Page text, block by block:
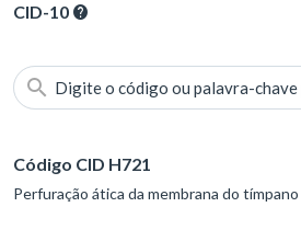
CID-10
Digite o código ou palavra-
Código CID H721
Perfuração ática da membrana do tímpano